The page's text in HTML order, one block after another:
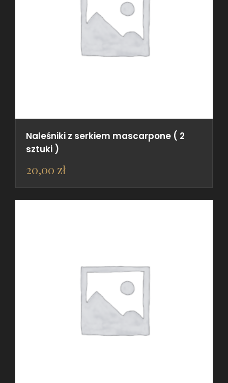
Naleśniki z serkiem mascarpone ( 2
sztuki )
20,00 zł